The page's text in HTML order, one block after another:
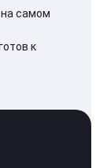
самом
к